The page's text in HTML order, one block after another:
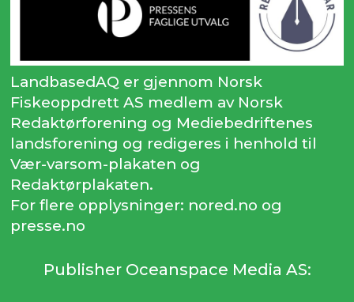
LandbasedAQ er gjennom Norsk
Fiskeoppdrett AS medlem av Norsk
Redaktørforening og Mediebedriftenes
landsforening og redigeres i henhold til
Vær-varsom-plakaten og
Redaktørplakaten.
For flere opplysninger: nored.no og
presse.no
Publisher Oceanspace Media AS: